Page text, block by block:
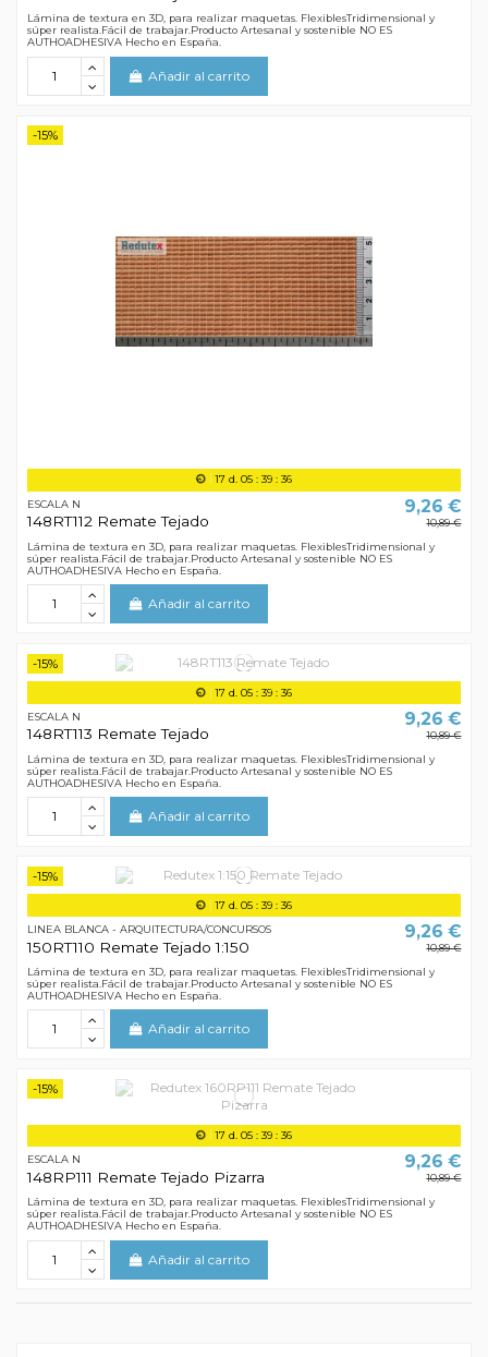
Lámina de textura en 3D, para realizar maquetas. FlexiblesTridimensional y
súper realista.Fácil de trabajar.Producto Artesanal y sostenible NO ES
AUTHOADHESIVA Hecho en España.
Añadir al carrito
-15%
17 d. 05 :39 :35
ESCALA N
148RT112 Remate Tejado
9,26 €
10,89 €
Lámina de textura en 3D, para realizar maquetas. FlexiblesTridimensional y
súper realista.Fácil de trabajar.Producto Artesanal y sostenible NO ES
AUTHOADHESIVA Hecho en España.
Añadir al carrito
-15%
17 d. 05 :39 :35
ESCALA N
148RT113 Remate Tejado
9,26 €
10,89 €
Lámina de textura en 3D, para realizar maquetas. FlexiblesTridimensional y
súper realista.Fácil de trabajar.Producto Artesanal y sostenible NO ES
AUTHOADHESIVA Hecho en España.
Añadir al carrito
-15%
17 d. 05 :39 :35
LINEA BLANCA - ARQUITECTURA/CONCURSOS
150RT110 Remate Tejado 1:150
9,26 €
10,89 €
Lámina de textura en 3D, para realizar maquetas. FlexiblesTridimensional y
súper realista.Fácil de trabajar.Producto Artesanal y sostenible NO ES
AUTHOADHESIVA Hecho en España.
Añadir al carrito
-15%
17 d. 05 :39 :35
ESCALA N
148RP111 Remate Tejado Pizarra
9,26 €
10,89 €
Lámina de textura en 3D, para realizar maquetas. FlexiblesTridimensional y
súper realista.Fácil de trabajar.Producto Artesanal y sostenible NO ES
AUTHOADHESIVA Hecho en España.
Añadir al carrito